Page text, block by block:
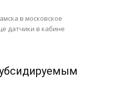
в московское
датчики в кабине